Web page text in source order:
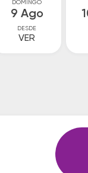
DOMINGO
9 Ago
DESDE
VER